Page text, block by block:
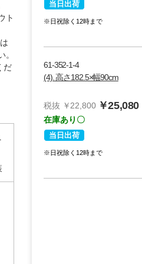
ト
だ
当日出荷
※日祝除く12時まで
61-352-1-4
(4). 高さ182.5×幅90cm
税抜 ￥22,800 ￥25,080
在庫あり〇
当日出荷
※日祝除く12時まで